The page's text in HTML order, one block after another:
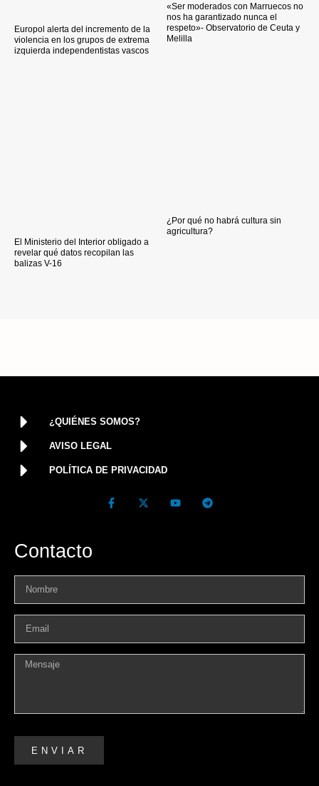
Europol alerta del incremento de la
violencia en los grupos de extrema
izquierda independentistas vascos
«Ser moderados con Marruecos no
nos ha garantizado nunca el
respeto»- Observatorio de Ceuta y
Melilla
El Ministerio del Interior obligado a
revelar qué datos recopilan las
balizas V-16
¿Por qué no habrá cultura sin
agricultura?
¿QUIÉNES SOMOS?
AVISO LEGAL
POLÍTICA DE PRIVACIDAD
Contacto
ENVIAR